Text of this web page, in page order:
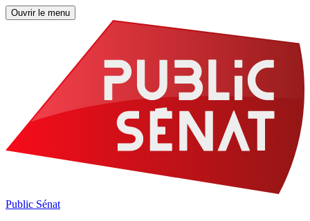
Ouvrir le menu
Public Sénat